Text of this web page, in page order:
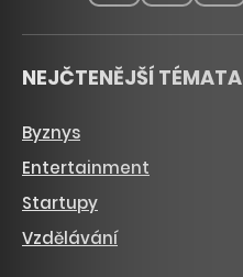
NEJČTENĚJŠÍ TÉMATA
Byznys
Entertainment
Startupy
Vzdělávání